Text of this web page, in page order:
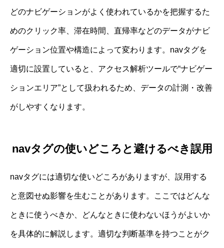
どのナビゲーションがよく使われているかを把握するた
めのクリック率、滞在時間、直帰率などのデータがナビ
ゲーション位置や構造によって変わります。navタグを
適切に設置していると、アクセス解析ツールで“ナビゲー
ションエリア”として扱われるため、データの計測・改善
がしやすくなります。
navタグの使いどころと避けるべき誤用
navタグには適切な使いどころがありますが、誤用する
と意図せぬ影響を生むことがあります。ここではどんな
ときに使うべきか、どんなときに使わないほうがよいか
を具体的に解説します。適切な判断基準を持つことがク